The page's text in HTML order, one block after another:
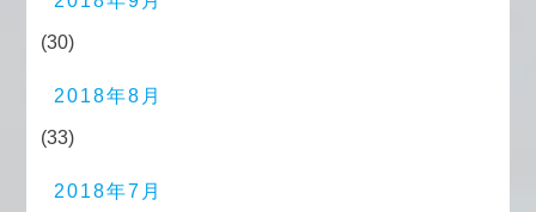
(30)
2018年8月
(33)
2018年7月